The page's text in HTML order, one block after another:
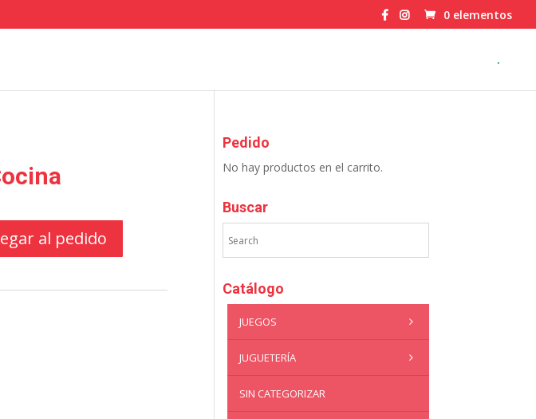
0 elementos
.
al pedido
Pedido
No hay productos en el carrito.
Buscar
Catálogo
JUEGOS
JUGUETERÍA
SIN CATEGORIZAR